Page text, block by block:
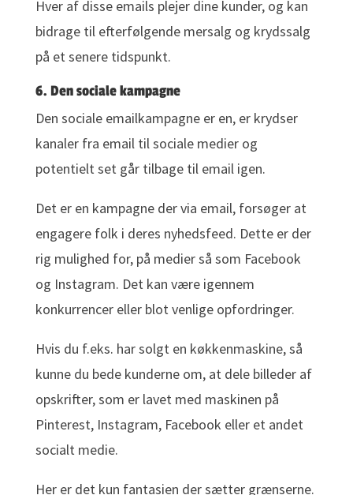
Hver af disse emails plejer dine kunder, og kan
bidrage til efterfølgende mersalg og krydssalg
på et senere tidspunkt.
6. Den sociale kampagne
Den sociale emailkampagne er en, er krydser
kanaler fra email til sociale medier og
potentielt set går tilbage til email igen.
Det er en kampagne der via email, forsøger at
engagere folk i deres nyhedsfeed. Dette er der
rig mulighed for, på medier så som Facebook
og Instagram. Det kan være igennem
konkurrencer eller blot venlige opfordringer.
Hvis du f.eks. har solgt en køkkenmaskine, så
kunne du bede kunderne om, at dele billeder af
opskrifter, som er lavet med maskinen på
Pinterest, Instagram, Facebook eller et andet
socialt medie.
Her er det kun fantasien der sætter grænserne.